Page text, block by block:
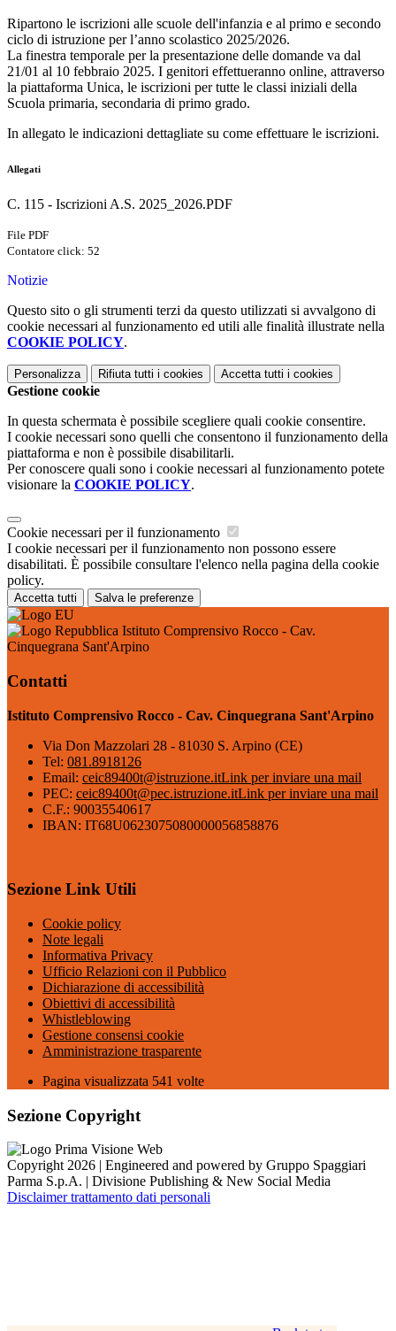
Ripartono le iscrizioni alle scuole dell'infanzia e al primo e secondo
ciclo di istruzione per l’anno scolastico 2025/2026.
La finestra temporale per la presentazione delle domande va dal
21/01 al 10 febbraio 2025. I genitori effettueranno online, attraverso
la piattaforma Unica, le iscrizioni per tutte le classi iniziali della
Scuola primaria, secondaria di primo grado.
In allegato le indicazioni dettagliate su come effettuare le iscrizioni.
Allegati
C. 115 - Iscrizioni A.S. 2025_2026.PDF
File PDF
Contatore click: 52
Notizie
Questo sito o gli strumenti terzi da questo utilizzati si avvalgono di
cookie necessari al funzionamento ed utili alle finalità illustrate nella
COOKIE POLICY.
Personalizza Rifiuta tutti i cookies Accetta tutti i cookies
Gestione cookie
In questa schermata è possibile scegliere quali cookie consentire.
I cookie necessari sono quelli che consentono il funzionamento della
piattaforma e non è possibile disabilitarli.
Per conoscere quali sono i cookie necessari al funzionamento potete
visionare la COOKIE POLICY.
Cookie necessari per il funzionamento
I cookie necessari per il funzionamento non possono essere
disabilitati. È possibile consultare l'elenco nella pagina della cookie
policy.
Accetta tutti Salva le preferenze
Istituto Comprensivo Rocco - Cav.
Cinquegrana Sant'Arpino
Contatti
Istituto Comprensivo Rocco - Cav. Cinquegrana Sant'Arpino
Via Don Mazzolari 28 - 81030 S. Arpino (CE)
Tel: 081.8918126
Email: ceic89400t@istruzione.itLink per inviare una mail
PEC: ceic89400t@pec.istruzione.itLink per inviare una mail
C.F.: 90035540617
IBAN: IT68U0623075080000056858876
Sezione Link Utili
Cookie policy
Note legali
Informativa Privacy
Ufficio Relazioni con il Pubblico
Dichiarazione di accessibilità
Obiettivi di accessibilità
Whistleblowing
Gestione consensi cookie
Amministrazione trasparente
Pagina visualizzata 541 volte
Sezione Copyright
Copyright 2026 | Engineered and powered by Gruppo Spaggiari
Parma S.p.A. | Divisione Publishing & New Social Media
Disclaimer trattamento dati personali